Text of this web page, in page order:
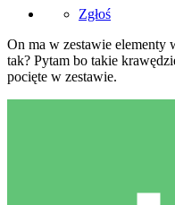
Zgłoś
On ma w zestawie elementy
tak? Pytam bo takie
pocięte w zestawie.